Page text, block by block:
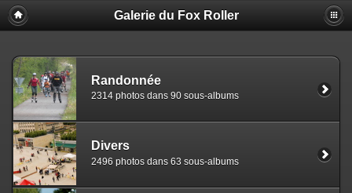
Galerie du Fox Roller
Randonnée
2314 photos dans 90 sous-albums
Divers
2496 photos dans 63 sous-albums